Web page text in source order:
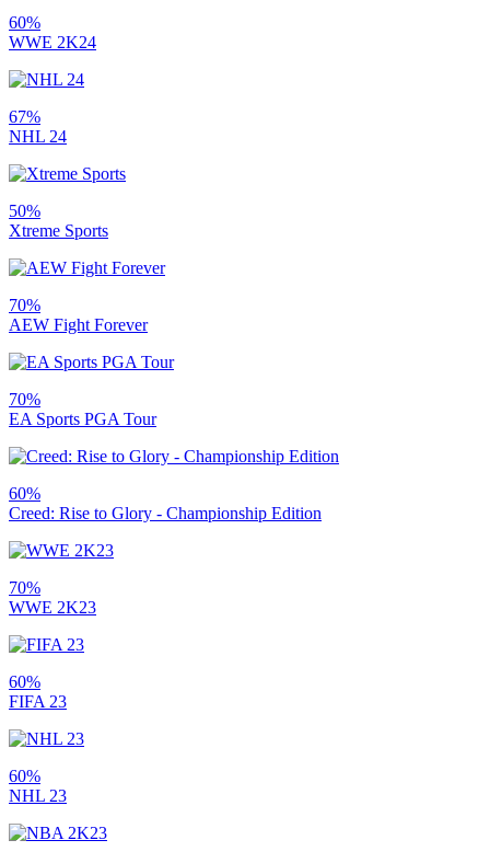
60%
WWE 2K24
67%
NHL 24
50%
Xtreme Sports
70%
AEW Fight Forever
70%
EA Sports PGA Tour
60%
Creed: Rise to Glory - Championship Edition
70%
WWE 2K23
60%
FIFA 23
60%
NHL 23